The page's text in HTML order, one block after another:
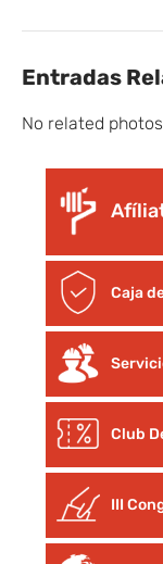
Entradas
No related
Caja
Club
III